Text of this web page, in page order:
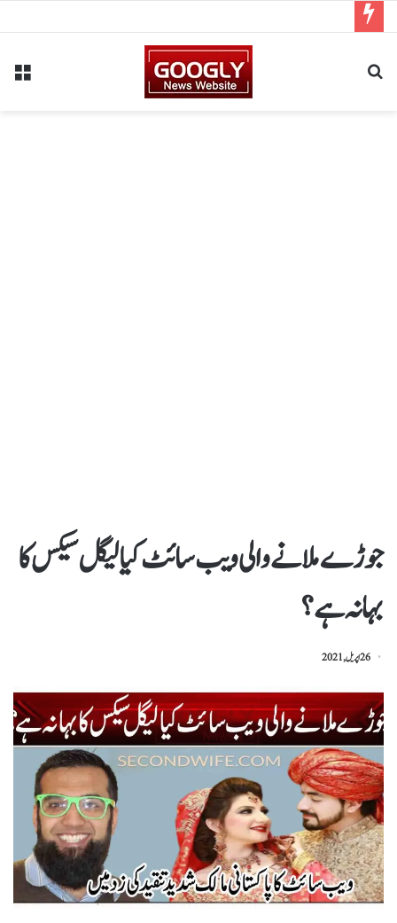
جوڑے ملانے والی ویب سائٹ کیا لیگل سیکس کا
بہانہ ہے؟
26 اپریل, 2021